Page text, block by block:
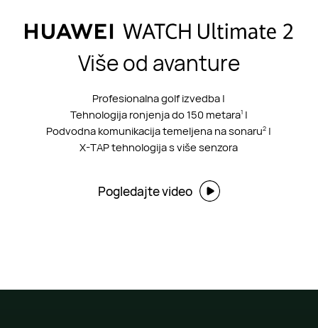
Više od avanture
Profesionalna golf izvedba |
Tehnologija ronjenja do 150 metara1|
Podvodna komunikacija temeljena na sonaru2 |
X-TAP tehnologija s više senzora
Pogledajte video